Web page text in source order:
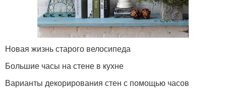
Новая жизнь старого велосипеда
Большие часы на стене в кухне
Варианты декорирования стен с помощью часов